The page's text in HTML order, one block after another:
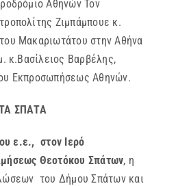
Αθηνών Τον
Ζιμπάμπουε κ.
Μακαριωτάτου στην Αθήνα
κ.Βασίλειος Βαρβέλης,
Εκπροσωπήσεως Αθηνών.
ΣΠΑΤΑ
ε.ε., στον Ιερό
Θεοτόκου Σπάτων, η
του Δήμου Σπάτων και